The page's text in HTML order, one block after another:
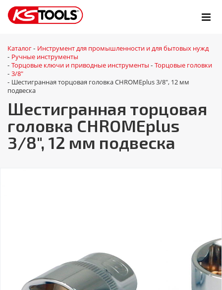
Каталог - Инструмент для промышленности и для бытовых нужд
- Ручные инструменты
- Торцовые ключи и приводные инструменты - Торцовые головки
- 3/8"
- Шестигранная торцовая головка CHROMEplus 3/8", 12 мм
подвеска
Шестигранная торцовая
головка CHROMEplus
3/8", 12 мм подвеска